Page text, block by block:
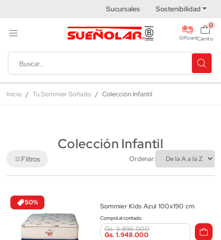
Sucursales Sostenibilidad
Giftcard
0
Carrito
Inicio Tu Sommier Soñado Colección Infantil
Colección Infantil
Filtros Ordenar:
50% Sommier Kids Azul 100x190 cm
Comprá al contado
Gs. 3.896.000
Gs. 1.948.000